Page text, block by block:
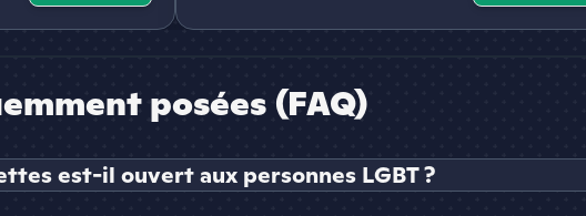
posées (FAQ)
est-il ouvert aux personnes LGBT ?